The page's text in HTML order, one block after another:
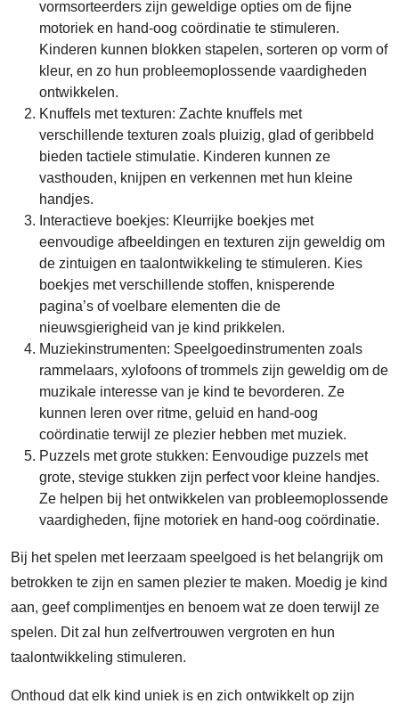
vormsorteerders zijn geweldige opties om de fijne
motoriek en hand-oog coördinatie te stimuleren.
Kinderen kunnen blokken stapelen, sorteren op vorm of
kleur, en zo hun probleemoplossende vaardigheden
ontwikkelen.
Knuffels met texturen: Zachte knuffels met
verschillende texturen zoals pluizig, glad of geribbeld
bieden tactiele stimulatie. Kinderen kunnen ze
vasthouden, knijpen en verkennen met hun kleine
handjes.
Interactieve boekjes: Kleurrijke boekjes met
eenvoudige afbeeldingen en texturen zijn geweldig om
de zintuigen en taalontwikkeling te stimuleren. Kies
boekjes met verschillende stoffen, knisperende
pagina’s of voelbare elementen die de
nieuwsgierigheid van je kind prikkelen.
Muziekinstrumenten: Speelgoedinstrumenten zoals
rammelaars, xylofoons of trommels zijn geweldig om de
muzikale interesse van je kind te bevorderen. Ze
kunnen leren over ritme, geluid en hand-oog
coördinatie terwijl ze plezier hebben met muziek.
Puzzels met grote stukken: Eenvoudige puzzels met
grote, stevige stukken zijn perfect voor kleine handjes.
Ze helpen bij het ontwikkelen van probleemoplossende
vaardigheden, fijne motoriek en hand-oog coördinatie.
Bij het spelen met leerzaam speelgoed is het belangrijk om
betrokken te zijn en samen plezier te maken. Moedig je kind
aan, geef complimentjes en benoem wat ze doen terwijl ze
spelen. Dit zal hun zelfvertrouwen vergroten en hun
taalontwikkeling stimuleren.
Onthoud dat elk kind uniek is en zich ontwikkelt op zijn